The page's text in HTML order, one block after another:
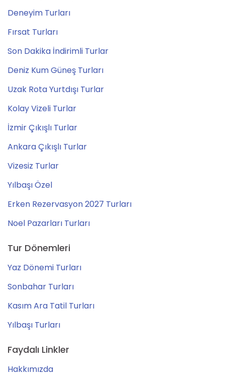
Deneyim Turları
Fırsat Turları
Son Dakika İndirimli Turlar
Deniz Kum Güneş Turları
Uzak Rota Yurtdışı Turlar
Kolay Vizeli Turlar
İzmir Çıkışlı Turlar
Ankara Çıkışlı Turlar
Vizesiz Turlar
Yılbaşı Özel
Erken Rezervasyon 2027 Turları
Noel Pazarları Turları
Tur Dönemleri
Yaz Dönemi Turları
Sonbahar Turları
Kasım Ara Tatil Turları
Yılbaşı Turları
Faydalı Linkler
Hakkımızda